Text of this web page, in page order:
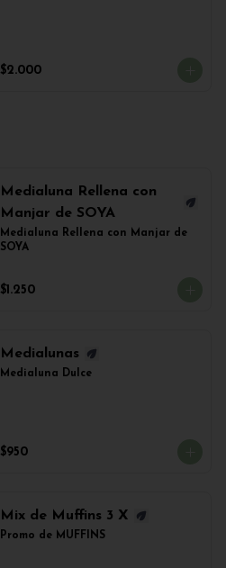
$2.000
Medialuna Rellena con
Manjar de SOYA
Medialuna Rellena con Manjar de
SOYA
$1.250
Medialunas
Medialuna Dulce
$950
Mix de Muffins 3 X
Promo de MUFFINS